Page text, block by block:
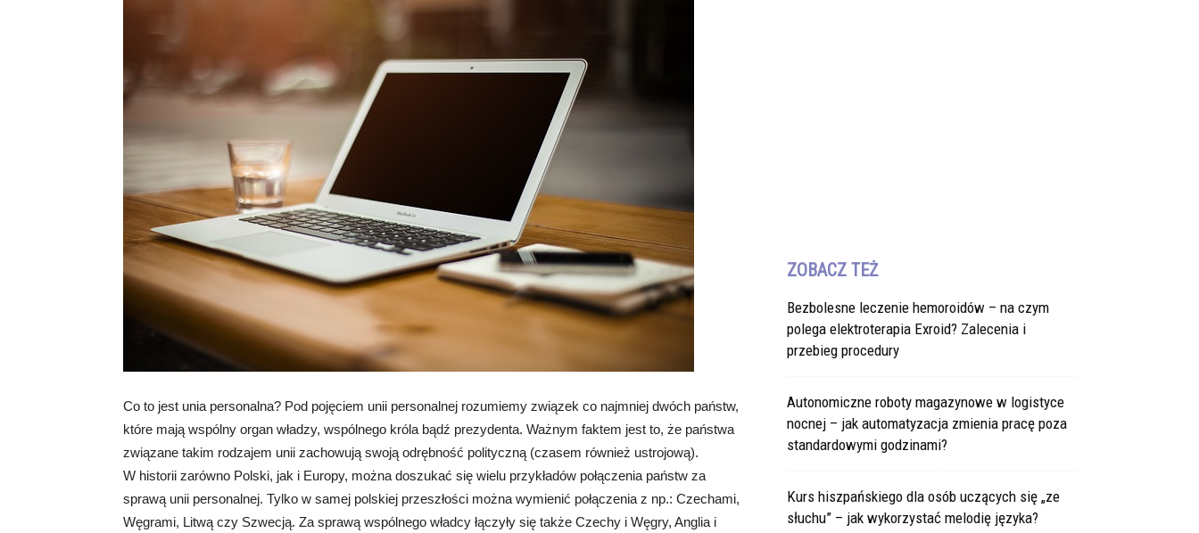
Co to jest unia personalna? Pod pojęciem unii personalnej rozumiemy związek co najmniej dwóch państw,
które mają wspólny organ władzy, wspólnego króla bądź prezydenta. Ważnym faktem jest to, że państwa
związane takim rodzajem unii zachowują swoją odrębność polityczną (czasem również ustrojową).
W historii zarówno Polski, jak i Europy, można doszukać się wielu przykładów połączenia państw za
sprawą unii personalnej. Tylko w samej polskiej przeszłości można wymienić połączenia z np.: Czechami,
Węgrami, Litwą czy Szwecją. Za sprawą wspólnego władcy łączyły się także Czechy i Węgry, Anglia i
ZOBACZ TEŻ
Bezbolesne leczenie hemoroidów – na czym
polega elektroterapia Exroid? Zalecenia i
przebieg procedury
Autonomiczne roboty magazynowe w logistyce
nocnej – jak automatyzacja zmienia pracę poza
standardowymi godzinami?
Kurs hiszpańskiego dla osób uczących się „ze
słuchu” – jak wykorzystać melodię języka?